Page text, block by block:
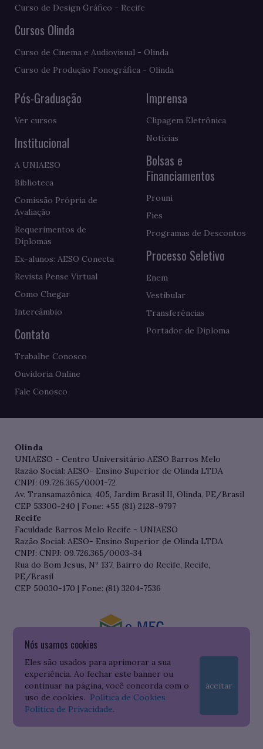
Nós usamos cookies
Eles são usados para aprimorar a sua
experiência. Ao fechar este banner ou
continuar na página, você concorda com o
uso de cookies. Política de Cookies
Política de Privacidade.
aceitar
Curso de Design Gráfico - Recife
Cursos Olinda
Curso de Cinema e Audiovisual - Olinda
Curso de Produção Fonográfica - Olinda
Pós-Graduação
Ver cursos
Institucional
A UNIAESO
Biblioteca
Comissão Própria de
Avaliação
Requerimentos de
Diplomas
Ex-alunos: AESO Conecta
Revista Pense Virtual
Como Chegar
Intercâmbio
Contato
Trabalhe Conosco
Ouvidoria Online
Fale Conosco
Imprensa
Clipagem Eletrônica
Notícias
Bolsas e
Financiamentos
Prouni
Fies
Programas de Descontos
Processo Seletivo
Enem
Vestibular
Transferências
Portador de Diploma
Olinda
UNIAESO - Centro Universitário AESO Barros Melo
Razão Social: AESO- Ensino Superior de Olinda LTDA
CNPJ: 09.726.365/0001-72
Av. Transamazônica, 405, Jardim Brasil II, Olinda, PE/Brasil
CEP 53300-240 | Fone: +55 (81) 2128-9797
Recife
Faculdade Barros Melo Recife - UNIAESO
Razão Social: AESO- Ensino Superior de Olinda LTDA
CNPJ: CNPJ: 09.726.365/0003-34
Rua do Bom Jesus, Nº 137, Bairro do Recife, Recife,
PE/Brasil
CEP 50030-170 | Fone: (81) 3204-7536
Consulte o cadastro da Instituição no Sistema do e-MEC